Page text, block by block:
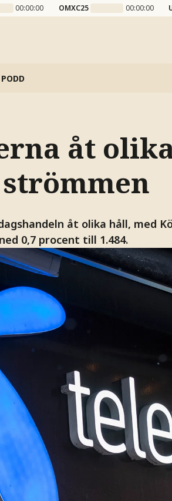
00:00:00 OMXC25 00:00:00
PODD
åt
åt olika håll, med
0,7 procent till 1.484.